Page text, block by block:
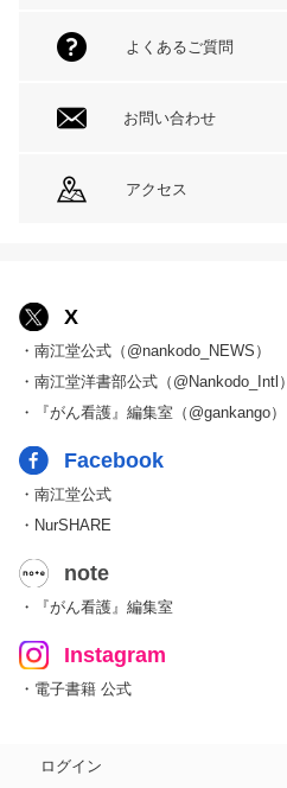
よくあるご質問
お問い合わせ
アクセス
X
・南江堂公式（@nankodo_NEWS）
・南江堂洋書部公式（@Nankodo_Intl）
・『がん看護』編集室（@gankango）
Facebook
・南江堂公式
・NurSHARE
note
・『がん看護』編集室
Instagram
・電子書籍 公式
ログイン